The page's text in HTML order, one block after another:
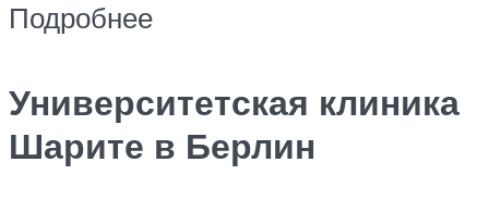
Подробнее
Университетская клиника
Шарите в Берлин